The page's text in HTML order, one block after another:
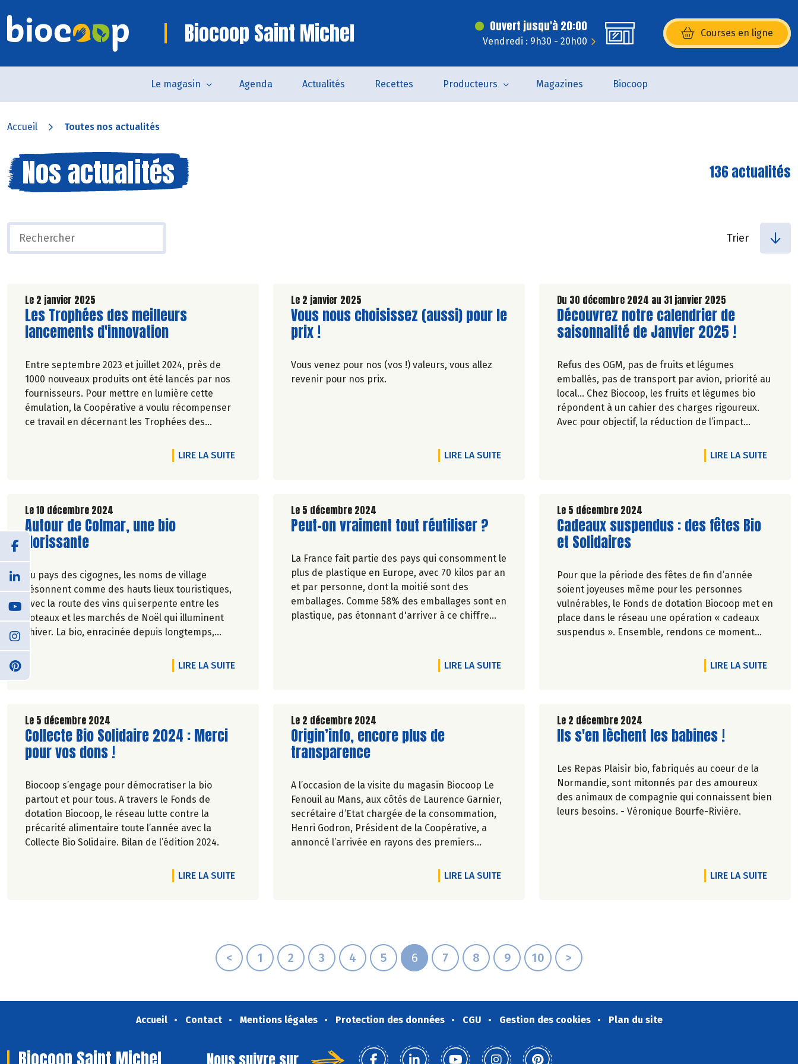
Biocoop Saint Michel Ouvert jusqu'à 20:00
Vendredi : 9h30 - 20h00
Courses en ligne
(s’ouvre dans une nouvelle
Le magasin Agenda Actualités Recettes Producteurs Magazines Biocoop
Accueil Toutes nos actualités
Nos actualités 136 actualités
Trier
Le 2 janvier 2025
Lire la suite de l'article
Les Trophées des meilleurs
lancements d'innovation
Entre septembre 2023 et juillet 2024, près de
1000 nouveaux produits ont été lancés par nos
fournisseurs. Pour mettre en lumière cette
émulation, la Coopérative a voulu récompenser
ce travail en décernant les Trophées des
LIRE LA SUITEDE L'ARTICLE LES TROPHÉES DES MEILLEURS LANCEMENTS D'INNOVATION
Le 2 janvier 2025
Lire la suite de l'article
Vous nous choisissez (aussi) pour le
prix !
Vous venez pour nos (vos !) valeurs, vous allez
revenir pour nos prix.
LIRE LA SUITEDE L'ARTICLE VOUS NOUS CHOISISSEZ (AUSSI) POUR LE PRIX !
Du 30 décembre 2024 au 31 janvier 2025
Lire la suite de l'article
Découvrez notre calendrier de
saisonnalité de Janvier 2025 !
Refus des OGM, pas de fruits et légumes
emballés, pas de transport par avion, priorité au
local… Chez Biocoop, les fruits et légumes bio
répondent à un cahier des charges rigoureux.
Avec pour objectif, la réduction de l’impact
l’environnement. Parce que manger des produits
de qualité rime avec respect de la saisonnalité,
Découvrez celui de Janvier 2025 !
LIRE LA SUITEDE
Le 10 décembre 2024
Lire la suite de l'article
Autour de Colmar, une bio
florissante
Au pays des cigognes, les noms de village
résonnent comme des hauts lieux touristiques,
avec la route des vins qui serpente entre les
coteaux et les marchés de Noël qui illuminent
l’hiver. La bio, enracinée depuis longtemps,
épanouie, merci ! - Pascale Solana LIRE LA SUITEDE L'ARTICLE AUTOUR DE COLMAR, UNE BIO FLORISSANTE
Le 5 décembre 2024
Lire la suite de l'article
Peut-on vraiment tout réutiliser ?
La France fait partie des pays qui consomment le
plus de plastique en Europe, avec 70 kilos par an
et par personne, dont la moitié sont des
emballages. Comme 58% des emballages sont en
plastique, pas étonnant d'arriver à ce chiffre
LIRE LA SUITEDE L'ARTICLE PEUT-ON VRAIMENT TOUT RÉUTILISER ?
Le 5 décembre 2024
Lire la suite de l'article
Cadeaux suspendus : des fêtes Bio
et Solidaires
Pour que la période des fêtes de fin d’année
soient joyeuses même pour les personnes
vulnérables, le Fonds de dotation Biocoop met en
place dans le réseau une opération « cadeaux
suspendus ». Ensemble, rendons ce moment
LIRE LA SUITEDE
Le 5 décembre 2024
Lire la suite de l'article
Collecte Bio Solidaire 2024 : Merci
pour vos dons !
Biocoop s’engage pour démocratiser la bio
partout et pour tous. A travers le Fonds de
dotation Biocoop, le réseau lutte contre la
précarité alimentaire toute l’année avec la
Collecte Bio Solidaire. Bilan de l’édition 2024.
LIRE LA SUITEDE L'ARTICLE COLLECTE BIO SOLIDAIRE 2024 : MERCI POUR VOS DONS !
Le 2 décembre 2024
Lire la suite de l'article
Origin’info, encore plus de
transparence
A l’occasion de la visite du magasin Biocoop Le
Fenouil au Mans, aux côtés de Laurence Garnier,
secrétaire d’Etat chargée de la consommation,
Henri Godron, Président de la Coopérative, a
annoncé l’arrivée en rayons des premiers
LIRE LA SUITEDE L'ARTICLE ORIGIN’INFO, ENCORE PLUS DE TRANSPARENCE
Le 2 décembre 2024
Lire la suite de l'article
Ils s'en lèchent les babines !
Les Repas Plaisir bio, fabriqués au coeur de la
Normandie, sont mitonnés par des amoureux
des animaux de compagnie qui connaissent bien
leurs besoins. - Véronique Bourfe-Rivière.
LIRE LA SUITEDE
< 1 2 3 4 5 6 7 8 9 10 >
Accueil Contact Mentions légales Protection des données CGU Gestion des cookies Plan du site
Biocoop Saint Michel